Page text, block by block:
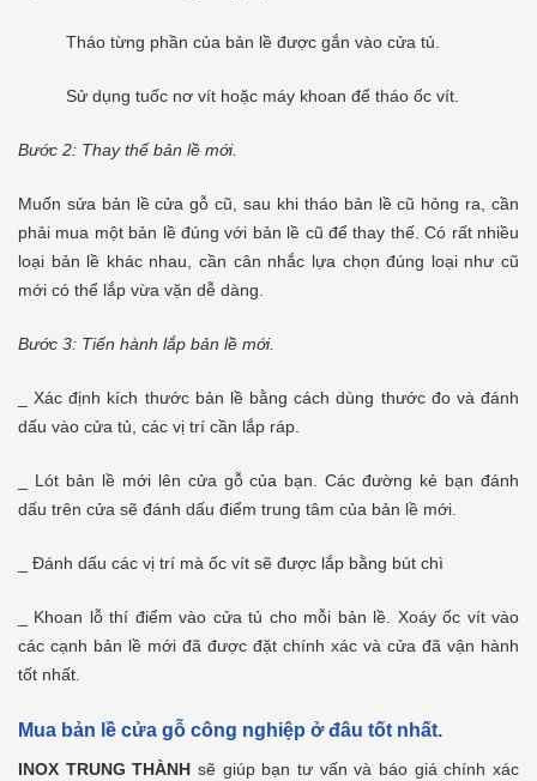
Tháo từng phần của bản lề được gắn vào cửa tủ.
Sử dụng tuốc nơ vít hoặc máy khoan để tháo ốc vít.
Bước 2: Thay thế bản lề mới.
Muốn sửa bản lề cửa gỗ cũ, sau khi tháo bản lề cũ hỏng ra, cần
phải mua một bản lề đúng với bản lề cũ để thay thế. Có rất nhiều
loại bản lề khác nhau, cần cân nhắc lựa chọn đúng loại như cũ
mới có thể lắp vừa vặn dễ dàng.
Bước 3: Tiến hành lắp bản lề mới.
_ Xác định kích thước bản lề bằng cách dùng thước đo và đánh
dấu vào cửa tủ, các vị trí cần lắp ráp.
_ Lót bản lề mới lên cửa gỗ của bạn. Các đường kẻ bạn đánh
dấu trên cửa sẽ đánh dấu điểm trung tâm của bản lề mới.
_ Đánh dấu các vị trí mà ốc vít sẽ được lắp bằng bút chì
_ Khoan lỗ thí điểm vào cửa tủ cho mỗi bản lề. Xoáy ốc vít vào
các cạnh bản lề mới đã được đặt chính xác và cửa đã vận hành
tốt nhất.
Mua bản lề cửa gỗ công nghiệp ở đâu tốt nhất.
INOX TRUNG THÀNH sẽ giúp bạn tư vấn và báo giá chính xác